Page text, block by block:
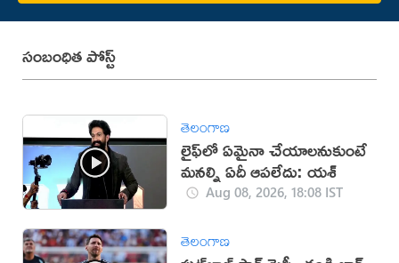
సంబంధిత పోస్ట్
తెలంగాణ
లైఫ్‌లో ఏమైనా చేయాలనుకుంటే
మనల్ని ఏదీ ఆపలేదు: యశ్
Aug 08, 2026, 18:08 IST
తెలంగాణ